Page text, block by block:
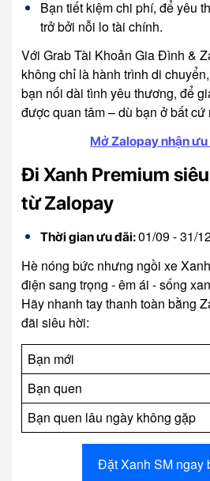
Bạn tiết kiệm chi phí, để yêu
trở bởi nỗi lo tài chính.
Với Grab Tài Khoản Gia Đình &
không chỉ là hành trình di
bạn nối dài tình yêu thương, để
được quan tâm – dù bạn ở bất cứ
Mở Zalopay nhận
Đi Xanh Premium
từ Zalopay
Thời gian ưu đãi:01/09 - 31/
Hè nóng bức nhưng ngồi xe
điện sang trọng - êm ái - sống
Hãy nhanh tay thanh toàn bằng
đãi siêu hời:
Bạn mới
Bạn quen
Bạn quen lâu ngày không gặp
Đặt Xanh SM ngay